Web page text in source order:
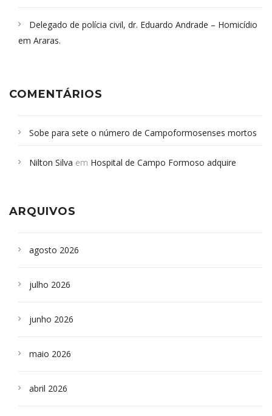
Delegado de polícia civil, dr. Eduardo Andrade – Homicídio
em Araras.
COMENTÁRIOS
Sobe para sete o número de Campoformosenses mortos
Campoformosenses que morreram em desabamentos são
Nilton Silva em Hospital de Campo Formoso adquire
ARQUIVOS
agosto 2026
julho 2026
junho 2026
maio 2026
abril 2026